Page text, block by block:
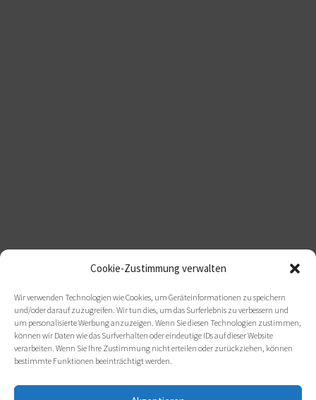
Cookie-Zustimmung verwalten
Wir verwenden Technologien wie Cookies, um Geräteinformationen zu speichern
und/oder darauf zuzugreifen. Wir tun dies, um das Surferlebnis zu verbessern und
um personalisierte Werbung anzuzeigen. Wenn Sie diesen Technologien zustimmen,
können wir Daten wie das Surfverhalten oder eindeutige IDs auf dieser Website
verarbeiten. Wenn Sie Ihre Zustimmung nicht erteilen oder zurückziehen, können
bestimmte Funktionen beeinträchtigt werden.